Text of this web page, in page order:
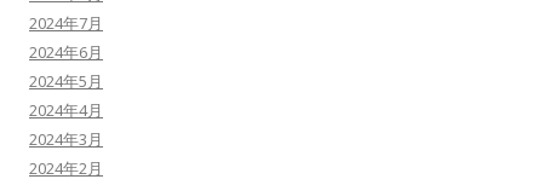
2024年7月
2024年6月
2024年5月
2024年4月
2024年3月
2024年2月